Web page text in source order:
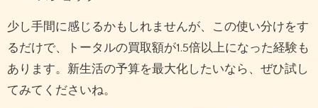
少し手間に感じるかもしれませんが、この使い分けをす
るだけで、トータルの買取額が1.5倍以上になった経験も
あります。新生活の予算を最大化したいなら、ぜひ試し
てみてくださいね。